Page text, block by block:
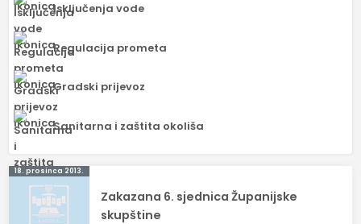
Isključenja vode
Regulacija prometa
Gradski prijevoz
Sanitarna i zaštita okoliša
Navigacija
objava
18. prosinca 2013.
Zakazana 6. sjednica Županijske
skupštine